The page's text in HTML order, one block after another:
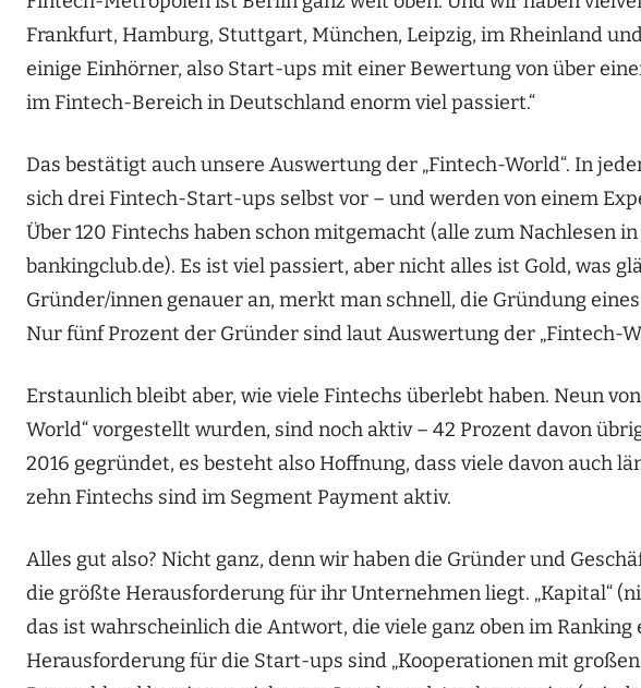
Frankfurt, Hamburg, Stuttgart, München, Leipzig, im Rheinland
einige Einhörner, also Start-ups mit einer Bewertung von über
im Fintech-Bereich in Deutschland enorm viel passiert.“
Das bestätigt auch unsere Auswertung der „Fintech-World“. In
sich drei Fintech-Start-ups selbst vor – und werden von einem
Über 120 Fintechs haben schon mitgemacht (alle zum Nachlesen
bankingclub.de). Es ist viel passiert, aber nicht alles ist Gold, was
Gründer/innen genauer an, merkt man schnell, die Gründung
Nur fünf Prozent der Gründer sind laut Auswertung der „Fintech-
Erstaunlich bleibt aber, wie viele Fintechs überlebt haben. Neun
World“ vorgestellt wurden, sind noch aktiv – 42 Prozent davon
2016 gegründet, es besteht also Hoffnung, dass viele davon auch
zehn Fintechs sind im Segment Payment aktiv.
Alles gut also? Nicht ganz, denn wir haben die Gründer und
die größte Herausforderung für ihr Unternehmen liegt. „Kapital“
das ist wahrscheinlich die Antwort, die viele ganz oben im
Herausforderung für die Start-ups sind „Kooperationen mit